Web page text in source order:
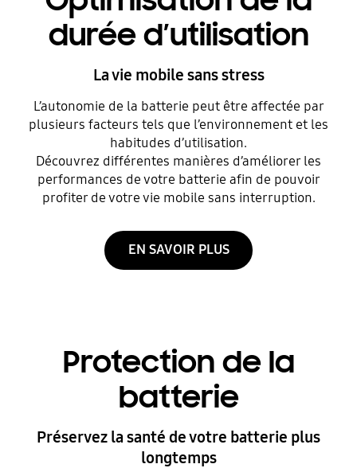
durée d’utilisation
La vie mobile sans stress
L’autonomie de la batterie peut être affectée par
plusieurs facteurs tels que l’environnement et les
habitudes d’utilisation.
Découvrez différentes manières d’améliorer les
performances de votre batterie afin de pouvoir
profiter de votre vie mobile sans interruption.
EN SAVOIR PLUS
Protection de la
batterie
Préservez la santé de votre batterie plus
longtemps